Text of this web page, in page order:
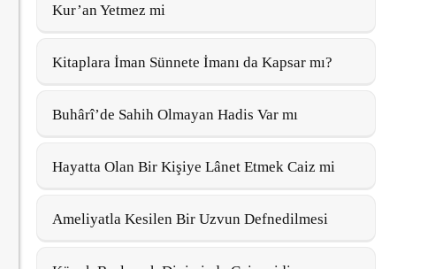
Kur’an Yetmez mi
Kitaplara İman Sünnete İmanı da Kapsar mı?
Buhârî’de Sahih Olmayan Hadis Var mı
Hayatta Olan Bir Kişiye Lânet Etmek Caiz mi
Ameliyatla Kesilen Bir Uzvun Defnedilmesi